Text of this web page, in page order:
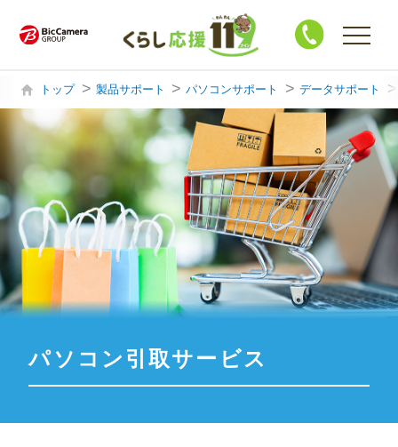
購入・買替相談
製品サポート
ハウスクリーニング
修 理
トップ 製品サポート パソコンサポート データサポート
パソコン引取サービス